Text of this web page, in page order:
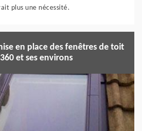
plus une nécessité.
en place des fenêtres de toit
et ses environs